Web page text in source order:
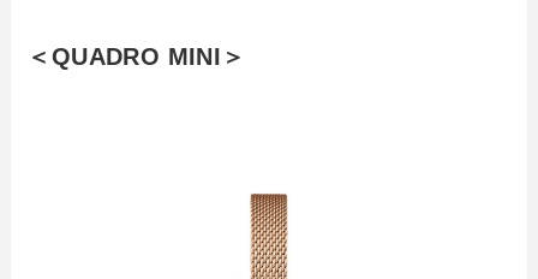
＜QUADRO MINI＞